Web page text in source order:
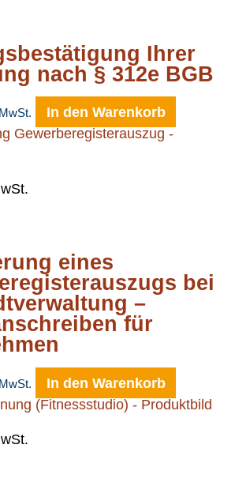
Ihrer
nach § 312e BGB
In den Warenkorb
eines
bei
–
für
In den Warenkorb